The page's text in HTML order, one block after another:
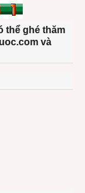
thể ghé thăm
và